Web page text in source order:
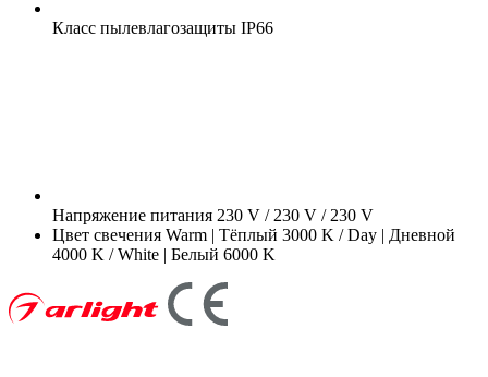
Класс пылевлагозащиты IP66
Напряжение питания 230 V / 230 V / 230 V
Цвет свечения Warm | Тёплый 3000 K / Day | Дневной
4000 K / White | Белый 6000 K